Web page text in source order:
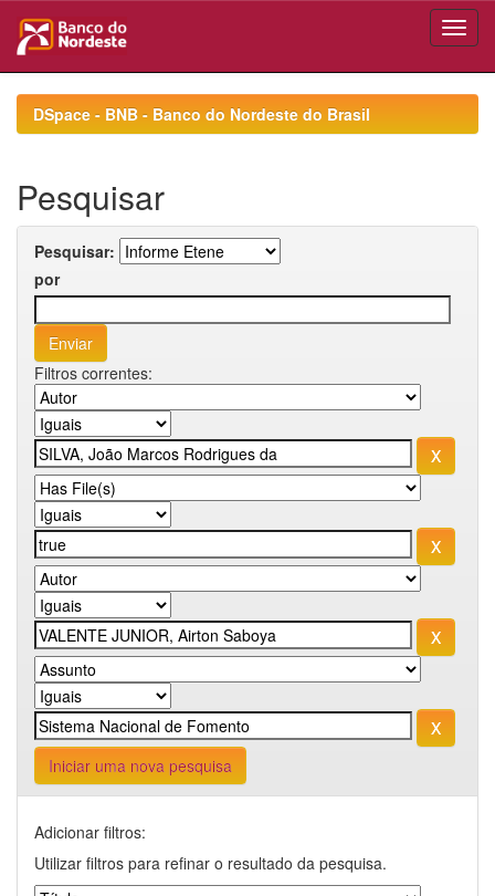
navigationDSpace - BNB - Banco do Nordeste do Brasil
Pesquisar
Pesquisar:
por
Filtros correntes:
Iniciar uma nova pesquisa
Adicionar filtros:
Utilizar filtros para refinar o resultado da pesquisa.